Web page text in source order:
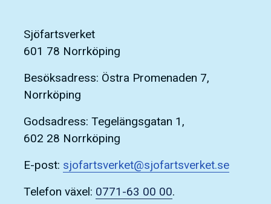
Sjöfartsverket
601 78 Norrköping
Besöksadress: Östra Promenaden 7,
Norrköping
Godsadress: Tegelängsgatan 1,
602 28 Norrköping
E-post: sjofartsverket@sjofartsverket.se
Telefon växel: 0771-63 00 00.